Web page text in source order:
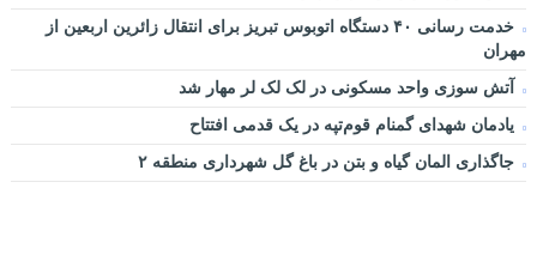
خدمت رسانی ۴۰ دستگاه اتوبوس تبریز برای انتقال زائرین اربعین از
مهران
آتش سوزی واحد مسکونی در لک لک لر مهار شد
یادمان شهدای گمنام قوم‌تپه در یک قدمی افتتاح
جاگذاری المان گیاه و بتن در باغ گل شهرداری منطقه ۲